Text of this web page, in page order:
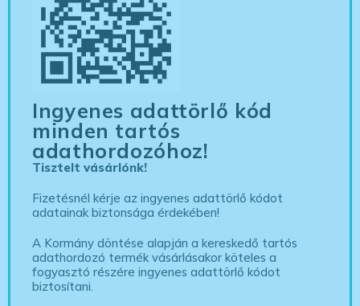
Ingyenes adattörlő kód
minden tartós
adathordozóhoz!
Tisztelt vásárlónk!
Fizetésnél kérje az ingyenes adattörlő kódot
adatainak biztonsága érdekében!
A Kormány döntése alapján a kereskedő tartós
adathordozó termék vásárlásakor köteles a
fogyasztó részére ingyenes adattörlő kódot
biztosítani.